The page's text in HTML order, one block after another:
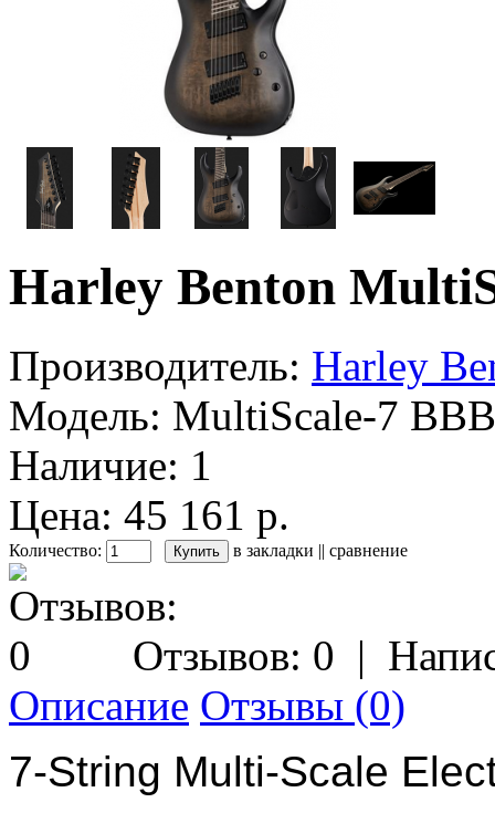
Harley Benton
Производитель: Harley
Модель: MultiScale-7 BBB
Наличие: 1
Цена: 45 161 р.
Количество: в закладки || сравнение
Отзывов: 0 |
Описание Отзывы (0)
7-String Multi-Scale